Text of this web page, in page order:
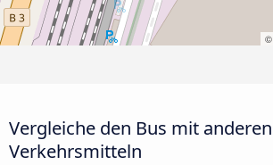
©
Vergleiche den Bus mit anderen
Verkehrsmitteln